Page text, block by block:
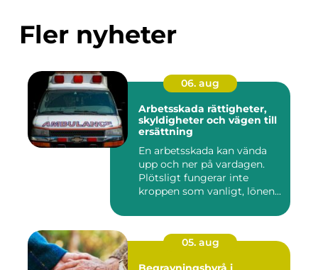
Fler nyheter
06. aug
Arbetsskada rättigheter,
skyldigheter och vägen till
ersättning
En arbetsskada kan vända
upp och ner på vardagen.
Plötsligt fungerar inte
kroppen som vanligt, lönen...
05. aug